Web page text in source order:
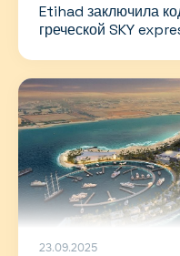
Etihad заключила
греческой SKY
23.09.2025